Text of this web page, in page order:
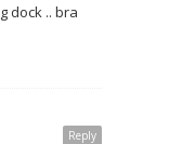
dock .. bra
Reply